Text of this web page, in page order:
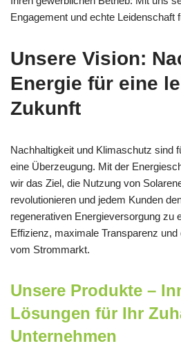
Engagement und echte Leidenschaft
Unsere Vision:
Energie für eine
Zukunft
Nachhaltigkeit und Klimaschutz sind
eine Überzeugung. Mit der
wir das Ziel, die Nutzung von
revolutionieren und jedem Kunden
regenerativen Energieversorgung zu
Effizienz, maximale Transparenz
vom Strommarkt.
Unsere Produkte –
Lösungen für Ihr
Unternehmen